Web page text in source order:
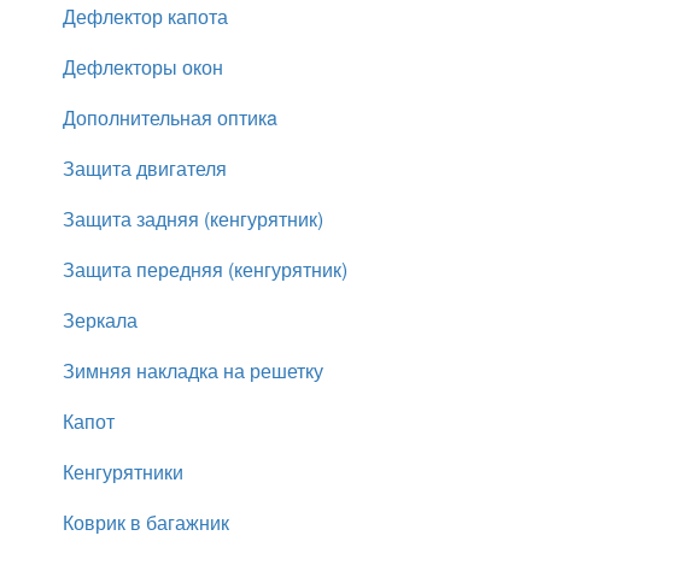
Дефлектор капота
Дефлекторы окон
Дополнительная оптикa
Защита двигателя
Защита задняя (кенгурятник)
Защита передняя (кенгурятник)
Зеркала
Зимняя накладка на решетку
Капот
Кенгурятники
Коврик в багажник